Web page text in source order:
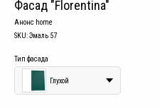
Фасад "Florentina"
Анонс home
SKU:Эмаль 57
Тип фасада
Глухой